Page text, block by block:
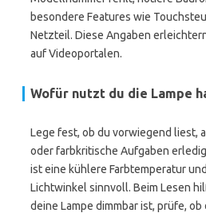
besondere Features wie
Netzteil. Diese Angaben
auf Videoportalen.
Wofür nutzt du die Lampe
Lege fest, ob du vorwiegend liest,
oder farbkritische Aufgaben
ist eine kühlere Farbtemperatur
Lichtwinkel sinnvoll. Beim Lesen
deine Lampe dimmbar ist, prüfe,